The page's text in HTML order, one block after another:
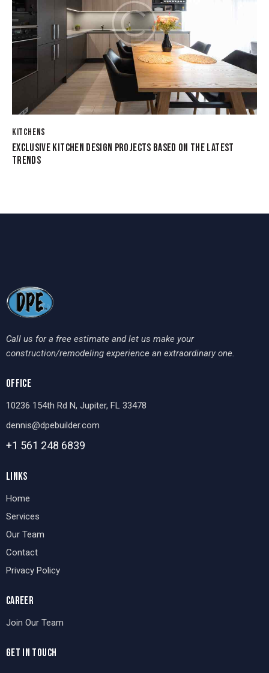
KITCHENS
EXCLUSIVE KITCHEN DESIGN PROJECTS BASED ON THE LATEST
TRENDS
Call us for a free estimate and let us make your
construction/remodeling experience an extraordinary one.
OFFICE
10236 154th Rd N, Jupiter, FL 33478
dennis@dpebuilder.com
+1 561 248 6839
LINKS
Home
Services
Our Team
Contact
Privacy Policy
CAREER
Join Our Team
GET IN TOUCH